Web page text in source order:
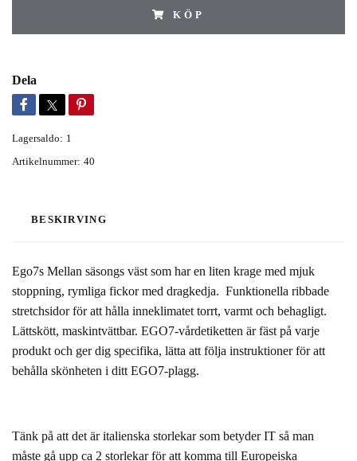
KÖP
Dela
Lagersaldo: 1
Artikelnummer: 40
BESKIRVING
Ego7s Mellan säsongs väst som har en liten krage med mjuk
stoppning, rymliga fickor med dragkedja. Funktionella ribbade
stretchsidor för att hålla inneklimatet torrt, varmt och behagligt.
Lättskött, maskintvättbar. EGO7-vårdetiketten är fäst på varje
produkt och ger dig specifika, lätta att följa instruktioner för att
behålla skönheten i ditt EGO7-plagg.
Tänk på att det är italienska storlekar som betyder IT så man
måste gå upp ca 2 storlekar för att komma till Europeiska